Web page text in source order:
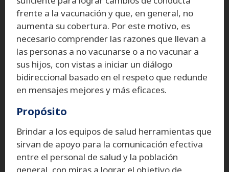
frente a la vacunación y que, en general, no
aumenta su cobertura. Por este motivo, es
necesario comprender las razones que llevan a
las personas a no vacunarse o a no vacunar a
sus hijos, con vistas a iniciar un diálogo
bidireccional basado en el respeto que redunde
en mensajes mejores y más eficaces.
Propósito
Brindar a los equipos de salud herramientas que
sirvan de apoyo para la comunicación efectiva
entre el personal de salud y la población
general, con miras a lograr el objetivo de